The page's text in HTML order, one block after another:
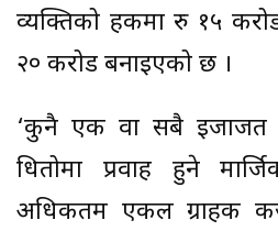
व्यक्तिको हकमा रु १५
२० करोड बनाइएको छ ।
‘कुनै एक वा सबै इजाजत
धितोमा प्रवाह हुने
अधिकतम एकल ग्राहक